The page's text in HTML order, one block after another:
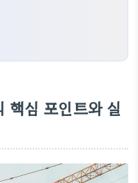
핵심 포인트와 실